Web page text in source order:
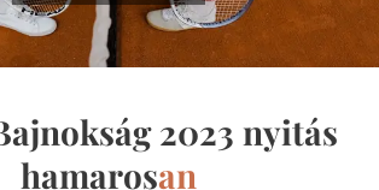
2023 nyitás
hamarosan